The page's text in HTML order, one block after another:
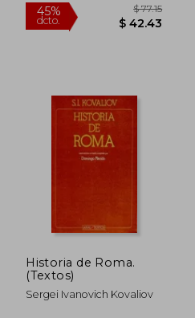
Historia de Roma.
(Textos)
Sergei Ivanovich Kovaliov